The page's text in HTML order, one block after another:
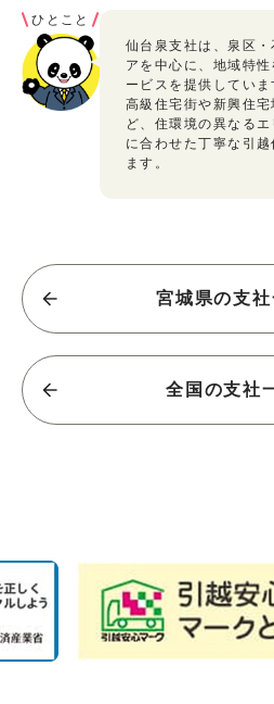
ひとこと
仙台泉支社は、泉区
アを中心に、地域特
ービスを提供していま
高級住宅街や新興住
ど、住環境の異なる
に合わせた丁寧な引
ます。
宮城県の支
全国の支社